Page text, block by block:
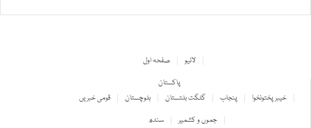
صفحہ اول
لائیو
پاکستان
قومی خبریں
بلوچستان گلگت بلتستان پنجاب
خیبر پختونخوا
سندھ
جموں و کشمیر